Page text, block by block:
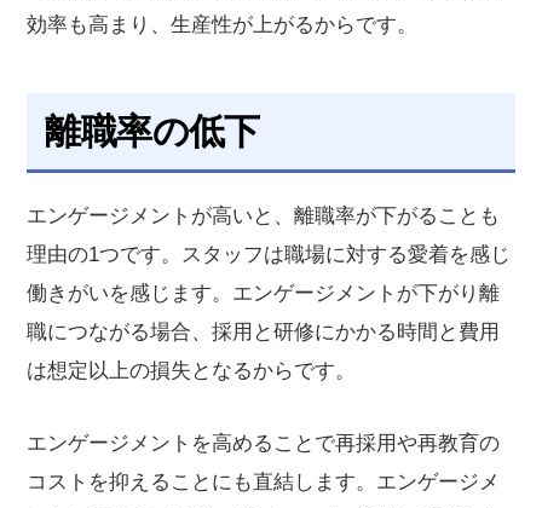
効率も高まり、生産性が上がるからです。
離職率の低下
エンゲージメントが高いと、離職率が下がることも
理由の1つです。スタッフは職場に対する愛着を感じ
働きがいを感じます。エンゲージメントが下がり離
職につながる場合、採用と研修にかかる時間と費用
は想定以上の損失となるからです。
エンゲージメントを高めることで再採用や再教育の
コストを抑えることにも直結します。エンゲージメ